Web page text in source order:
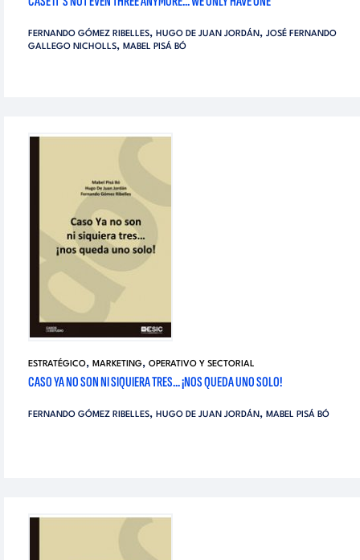
FERNANDO GÓMEZ RIBELLES, HUGO DE JUAN JORDÁN, JOSÉ FERNANDO
GALLEGO NICHOLLS, MABEL PISÁ BÓ
ESTRATÉGICO, MARKETING, OPERATIVO Y SECTORIAL
CASO YA NO SON NI SIQUIERA TRES... ¡NOS QUEDA UNO SOLO!
FERNANDO GÓMEZ RIBELLES, HUGO DE JUAN JORDÁN, MABEL PISÁ BÓ